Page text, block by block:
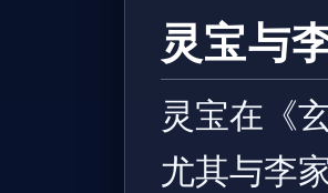
灵宝与
灵宝在《
尤其与李